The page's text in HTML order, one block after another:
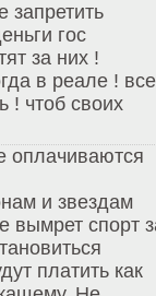
гос
за них !
в реале ! все
! чтоб своих
оплачиваются
и звездам
вымрет спорт
платить как